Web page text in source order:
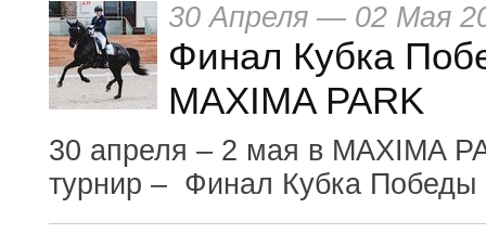
30 Апреля — 02 Мая
Финал Кубка
MAXIMA PARK
30 апреля – 2 мая в MAXIMA
турнир – Финал Кубка Победы